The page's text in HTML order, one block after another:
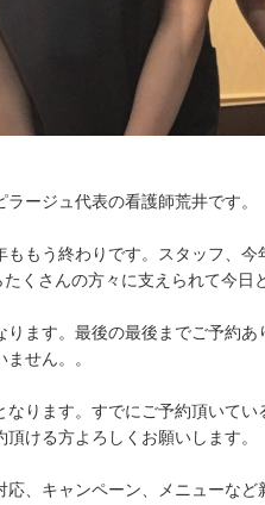
ージュ代表の看護師荒井です。
もう終わりです。スタッフ、今
くさんの方々に支えられて今日
ます。最後の最後までご予約
せん。。
ります。すでにご予約頂いてい
ける方よろしくお願いします。
、キャンペーン、メニューな